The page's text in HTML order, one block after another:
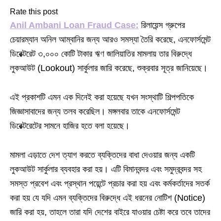
Rate this post
Anil Ambani Loan Fraud Case: রিলায়েন্স গ্রুপের
চেয়ারম্যান অনিল আম্বানির জন্য আরও সমস্যা তৈরি করেছে, এনফোর্সমেন্ট
ডিরেক্টরেট ৩,০০০ কোটি টাকার ঋণ জালিয়াতির মামলায় তার বিরুদ্ধে
লুকআউট (Lookout) সার্কুলার জারি করেছে, শুক্রবার সূত্র জানিয়েছে।
এই প্রকাশটি এমন এক দিনেই করা হয়েছে যখন সংস্থাটি শিল্পপতিকে
জিজ্ঞাসাবাদের জন্য তলব করেছিল। মঙ্গলবার তাকে এনফোর্সমেন্ট
ডিরেক্টরেটের সামনে হাজির হতে বলা হয়েছে।
মামলা এড়াতে দেশ ত্যাগ করতে ব্যক্তিদের বাধা দেওয়ার জন্য একটি
লুকআউট সার্কুলার ব্যবহার করা হয়। এটি বিমানবন্দর এবং সমুদ্রবন্দর সহ
সমস্ত প্রবেশ এবং প্রস্থান পয়েন্টে প্রচার করা হয় এবং কর্মকর্তাদের সতর্ক
করা হয় যে যদি এমন ব্যক্তিদের বিরুদ্ধে এই ধরনের নোটিশ (Notice)
জারি করা হয়, তাহলে তারা যদি দেশের বাইরে যাওয়ার চেষ্টা করে তবে তাদের